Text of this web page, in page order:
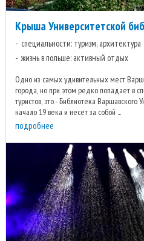
Крыша Университетской
специальности: туризм, архитектура
жизнь в польше: активный отдых
Одно из самых удивительных мест
города, но при этом редко попадает в
туристов, это - Библиотека Варшавского
начало 19 века и несет за собой ...
подробнее